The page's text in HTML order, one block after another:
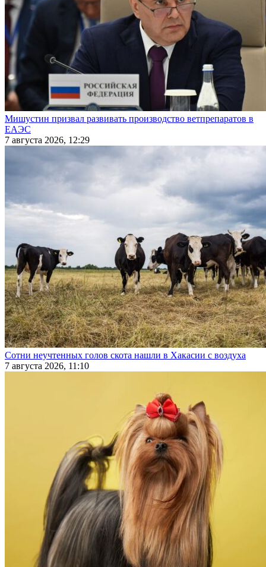
Мишустин призвал развивать производство ветпрепаратов в
ЕАЭС
7 августа 2026, 12:29
Сотни неучтенных голов скота нашли в Хакасии с воздуха
7 августа 2026, 11:10